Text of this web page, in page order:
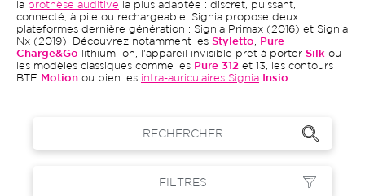
la prothèse auditive la plus adaptée : discret, puissant,
connecté, à pile ou rechargeable. Signia propose deux
plateformes dernière génération : Signia Primax (2016) et Signia
Nx (2019). Découvrez notamment les Styletto
Pure
Charge&Go lithium-ion, l'appareil invisible prêt à porter Silk ou
les modèles classiques comme les Pure 312 et 13, les contours
BTE
Motion ou bien les intra-auriculaires Signia Insio
RECHERCHER
FILTRES